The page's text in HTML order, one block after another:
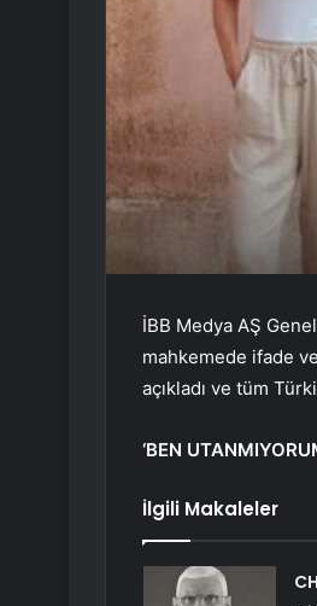
İBB Medya AŞ
mahkemede ifade
açıkladı ve tüm
‘BEN
İlgili Makaleler